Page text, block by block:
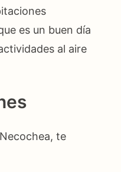
es un buen día
al aire
te